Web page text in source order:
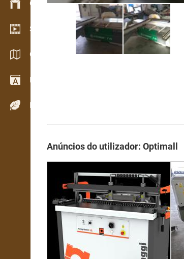
Gestão de stocks
Showroom de vídeo
Catálogos / Brochuras
Dicionário
Espécies de madeira
Anúncios do utilizador: Optimall